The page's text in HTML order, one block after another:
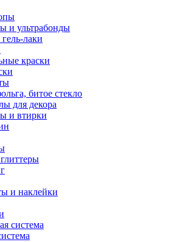
и ультрабонды
лаки
краски
битое стекло
для декора
и втирки
и наклейки
система